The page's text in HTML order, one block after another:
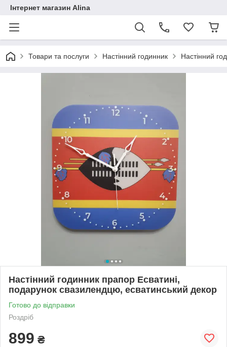
Інтернет магазин Alina
Товари та послуги Настінний годинник Настінний
Настінний годинник прапор Есватині,
подарунок свазилендцю, есватинський декор
Готово до відправки
Роздріб
899 ₴